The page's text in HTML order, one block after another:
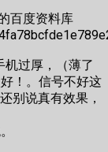
百度资料库
机过厚，（薄了
！。信号不好这
别说真有效果，